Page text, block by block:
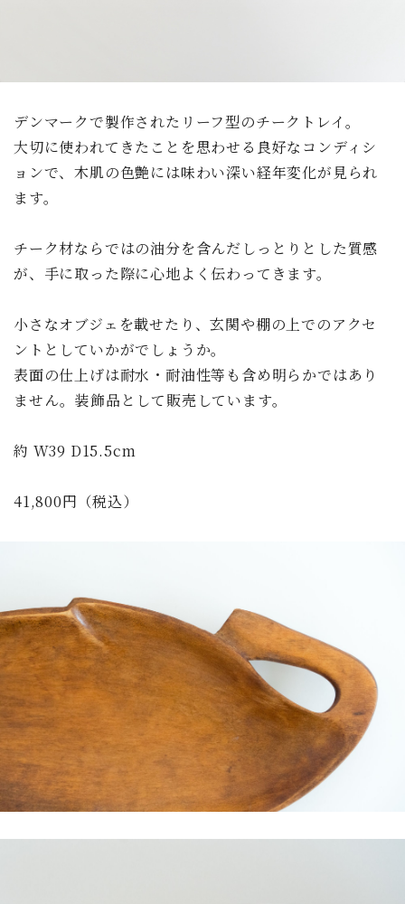
デンマークで製作されたリーフ型のチークトレイ。
大切に使われてきたことを思わせる良好なコンディシ
ョンで、木肌の色艶には味わい深い経年変化が見られ
ます。
チーク材ならではの油分を含んだしっとりとした質感
が、手に取った際に心地よく伝わってきます。
小さなオブジェを載せたり、玄関や棚の上でのアクセ
ントとしていかがでしょうか。
表面の仕上げは耐水・耐油性等も含め明らかではあり
ません。装飾品として販売しています。
約 W39 D15.5cm
41,800円（税込）